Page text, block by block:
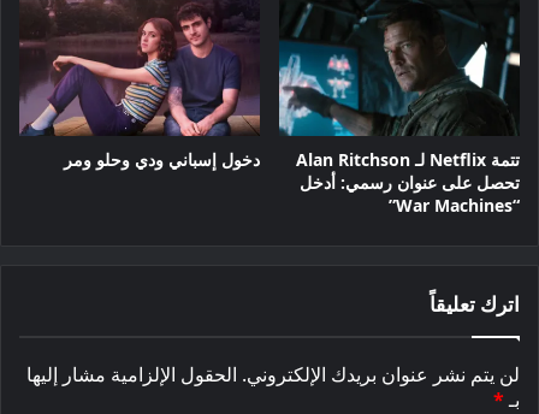
تتمة Netflix لـ Alan Ritchson
تحصل على عنوان رسمي: أدخل
“War Machines”
دخول إسباني ودي وحلو ومر
اترك تعليقاً
لن يتم نشر عنوان بريدك الإلكتروني. الحقول الإلزامية مشار إليها
بـ*